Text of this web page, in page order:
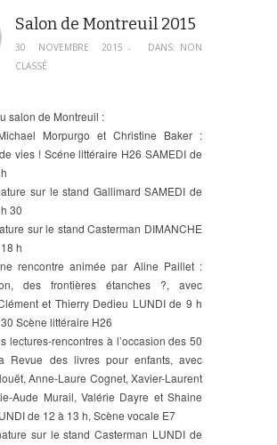
Salon de Montreuil 2015
30 NOVEMBRE 2015 – DANS: NON
CLASSÉ
salon de Montreuil :
Morpurgo et Christine Baker :
vies ! Scéne littéraire H26 SAMEDI de
sur le stand Gallimard SAMEDI de
30
sur le stand Casterman DIMANCHE
h
rencontre animée par Aline Paillet :
des frontières étanches ?, avec
et Thierry Dedieu LUNDI de 9 h
Scène littéraire H26
lectures-rencontres à l’occasion des 50
Revue des livres pour enfants, avec
Anne-Laure Cognet, Xavier-Laurent
Aude Murail, Valérie Dayre et Shaine
de 12 à 13 h, Scène vocale E7
sur le stand Casterman LUNDI de